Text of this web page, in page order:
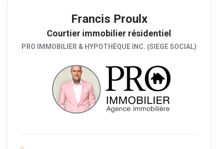
Francis Proulx
Courtier immobilier résidentiel
PRO IMMOBILIER & HYPOTHÈQUE INC. (SIEGE SOCIAL)